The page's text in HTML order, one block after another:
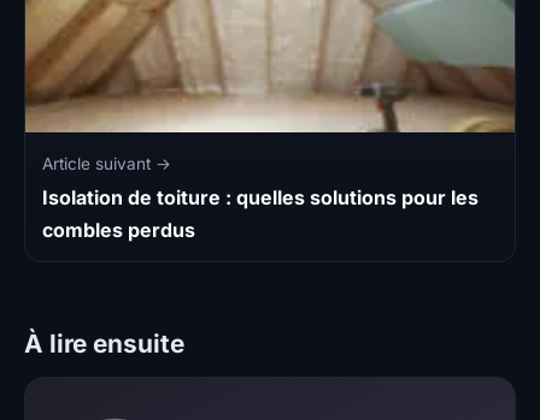
Article suivant →
Isolation de toiture : quelles solutions pour les
combles perdus
À lire ensuite